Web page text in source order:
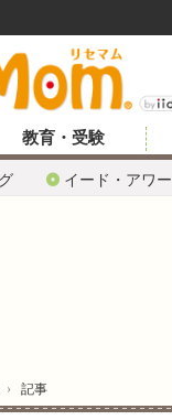
イード・アワ
教育・受験
› 記事